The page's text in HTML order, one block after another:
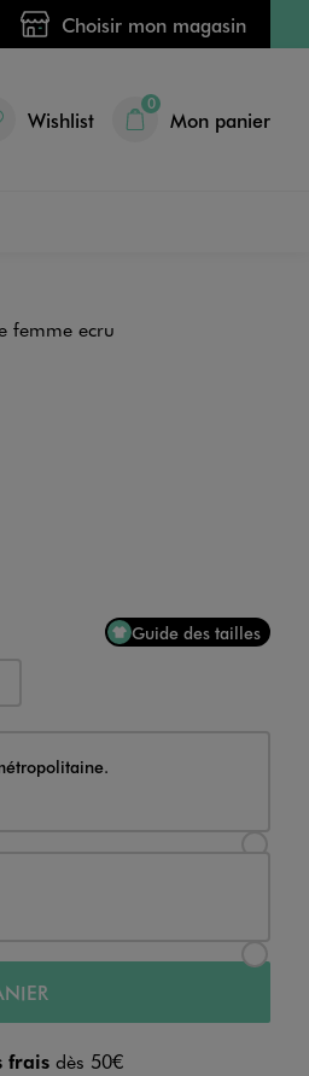
Choisir mon magasin
Wishlist
0
Mon panier
femme ecru
Guide des tailles
fraisdès 50€